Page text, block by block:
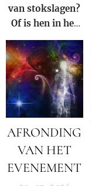
van stokslagen?
Of is hen in het
Licht zetten van
de Waarheid een
veel grotere
straf?
AFRONDING
VAN HET
EVENEMENT